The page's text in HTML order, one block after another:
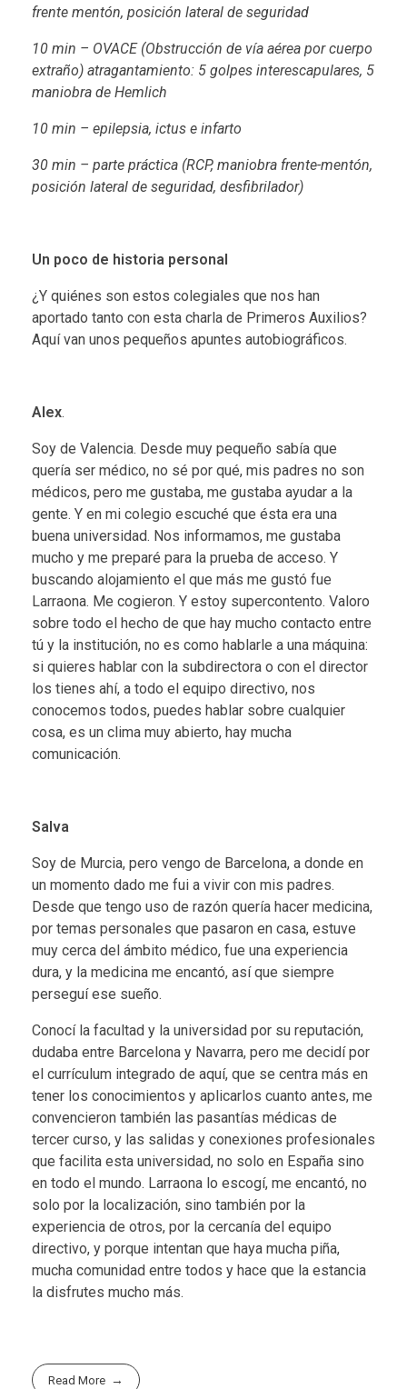
frente mentón, posición lateral de seguridad
10 min – OVACE (Obstrucción de vía aérea por cuerpo
extraño) atragantamiento: 5 golpes interescapulares, 5
maniobra de Hemlich
10 min – epilepsia, ictus e infarto
30 min – parte práctica (RCP, maniobra frente-mentón,
posición lateral de seguridad, desfibrilador)
Un poco de historia personal
¿Y quiénes son estos colegiales que nos han
aportado tanto con esta charla de Primeros Auxilios?
Aquí van unos pequeños apuntes autobiográficos.
Alex.
Soy de Valencia. Desde muy pequeño sabía que
quería ser médico, no sé por qué, mis padres no son
médicos, pero me gustaba, me gustaba ayudar a la
gente. Y en mi colegio escuché que ésta era una
buena universidad. Nos informamos, me gustaba
mucho y me preparé para la prueba de acceso. Y
buscando alojamiento el que más me gustó fue
Larraona. Me cogieron. Y estoy supercontento. Valoro
sobre todo el hecho de que hay mucho contacto entre
tú y la institución, no es como hablarle a una máquina:
si quieres hablar con la subdirectora o con el director
los tienes ahí, a todo el equipo directivo, nos
conocemos todos, puedes hablar sobre cualquier
cosa, es un clima muy abierto, hay mucha
comunicación.
Salva
Soy de Murcia, pero vengo de Barcelona, a donde en
un momento dado me fui a vivir con mis padres.
Desde que tengo uso de razón quería hacer medicina,
por temas personales que pasaron en casa, estuve
muy cerca del ámbito médico, fue una experiencia
dura, y la medicina me encantó, así que siempre
perseguí ese sueño.
Conocí la facultad y la universidad por su reputación,
dudaba entre Barcelona y Navarra, pero me decidí por
el currículum integrado de aquí, que se centra más en
tener los conocimientos y aplicarlos cuanto antes, me
convencieron también las pasantías médicas de
tercer curso, y las salidas y conexiones profesionales
que facilita esta universidad, no solo en España sino
en todo el mundo. Larraona lo escogí, me encantó, no
solo por la localización, sino también por la
experiencia de otros, por la cercanía del equipo
directivo, y porque intentan que haya mucha piña,
mucha comunidad entre todos y hace que la estancia
la disfrutes mucho más.
Read More